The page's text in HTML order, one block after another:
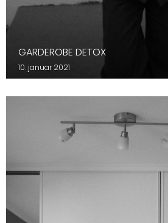
GARDEROBE DETOX
10. januar 2021